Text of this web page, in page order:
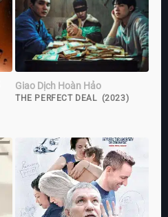
Giao Dịch Hoàn Hảo
THE PERFECT DEAL (2023)